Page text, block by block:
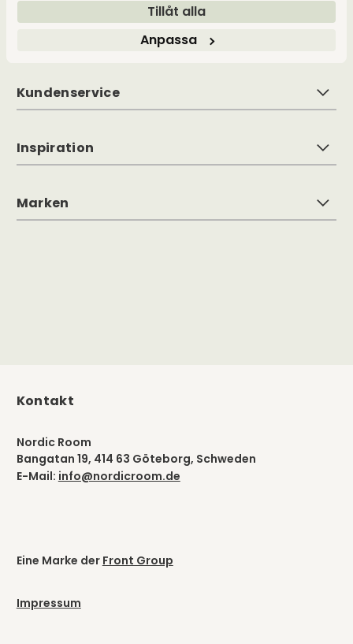
Tillåt alla
Anpassa
persönlichen Stil mit einem klaren roten Faden
durch alle Räume zu schaffen.
Kundenservice
Inspiration
Marken
Kontakt
Nordic Room
Bangatan 19, 414 63 Göteborg, Schweden
E-Mail: info@nordicroom.de
Eine Marke der Front Group
Impressum